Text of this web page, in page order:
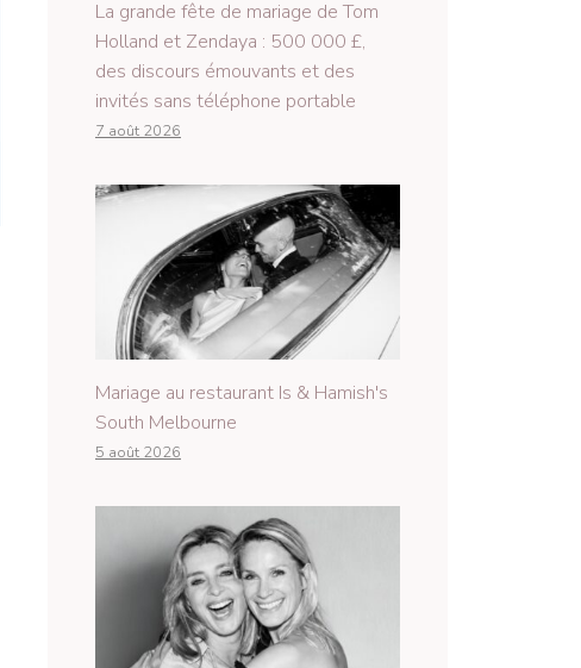
La grande fête de mariage de Tom
Holland et Zendaya : 500 000 £,
des discours émouvants et des
invités sans téléphone portable
7 août 2026
Mariage au restaurant Is & Hamish's
South Melbourne
5 août 2026